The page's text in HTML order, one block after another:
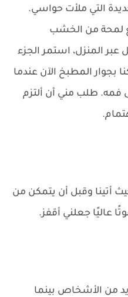
التي ملأت حواسي.
مع لمحة من الخشب
عبر المنزل، استمر الجزء
بجوار المطبخ الآن عندما
فمه. طلب ​​مني أن ألتزم
أتينا وقبل أن يتمكن من
عاليًا جعلني أقفز.
من الأشخاص بينما